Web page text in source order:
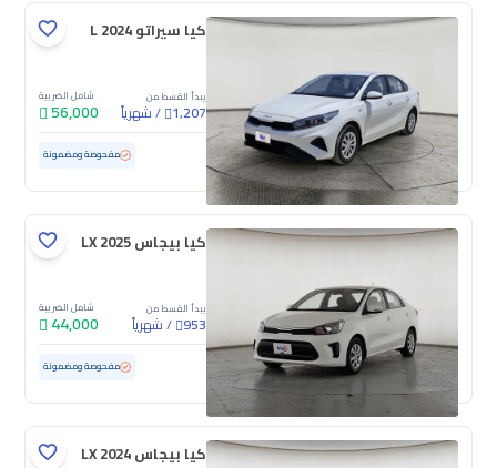
كيا سيراتو L 2024
يبدأ القسط من
1,207
/شهرياً
شامل الضريبة
56,000
مستعملة 73,015 كم مفحوصة ومضمونة
كيا بيجاس LX 2025
يبدأ القسط من
953
/شهرياً
شامل الضريبة
44,000
مستعملة 53,882 كم مفحوصة ومضمونة
كيا بيجاس LX 2024